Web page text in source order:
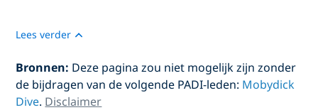
Lees verder
Bronnen: Deze pagina zou niet mogelijk zijn zonder
de bijdragen van de volgende PADI-leden: Mobydick
Dive. Disclaimer